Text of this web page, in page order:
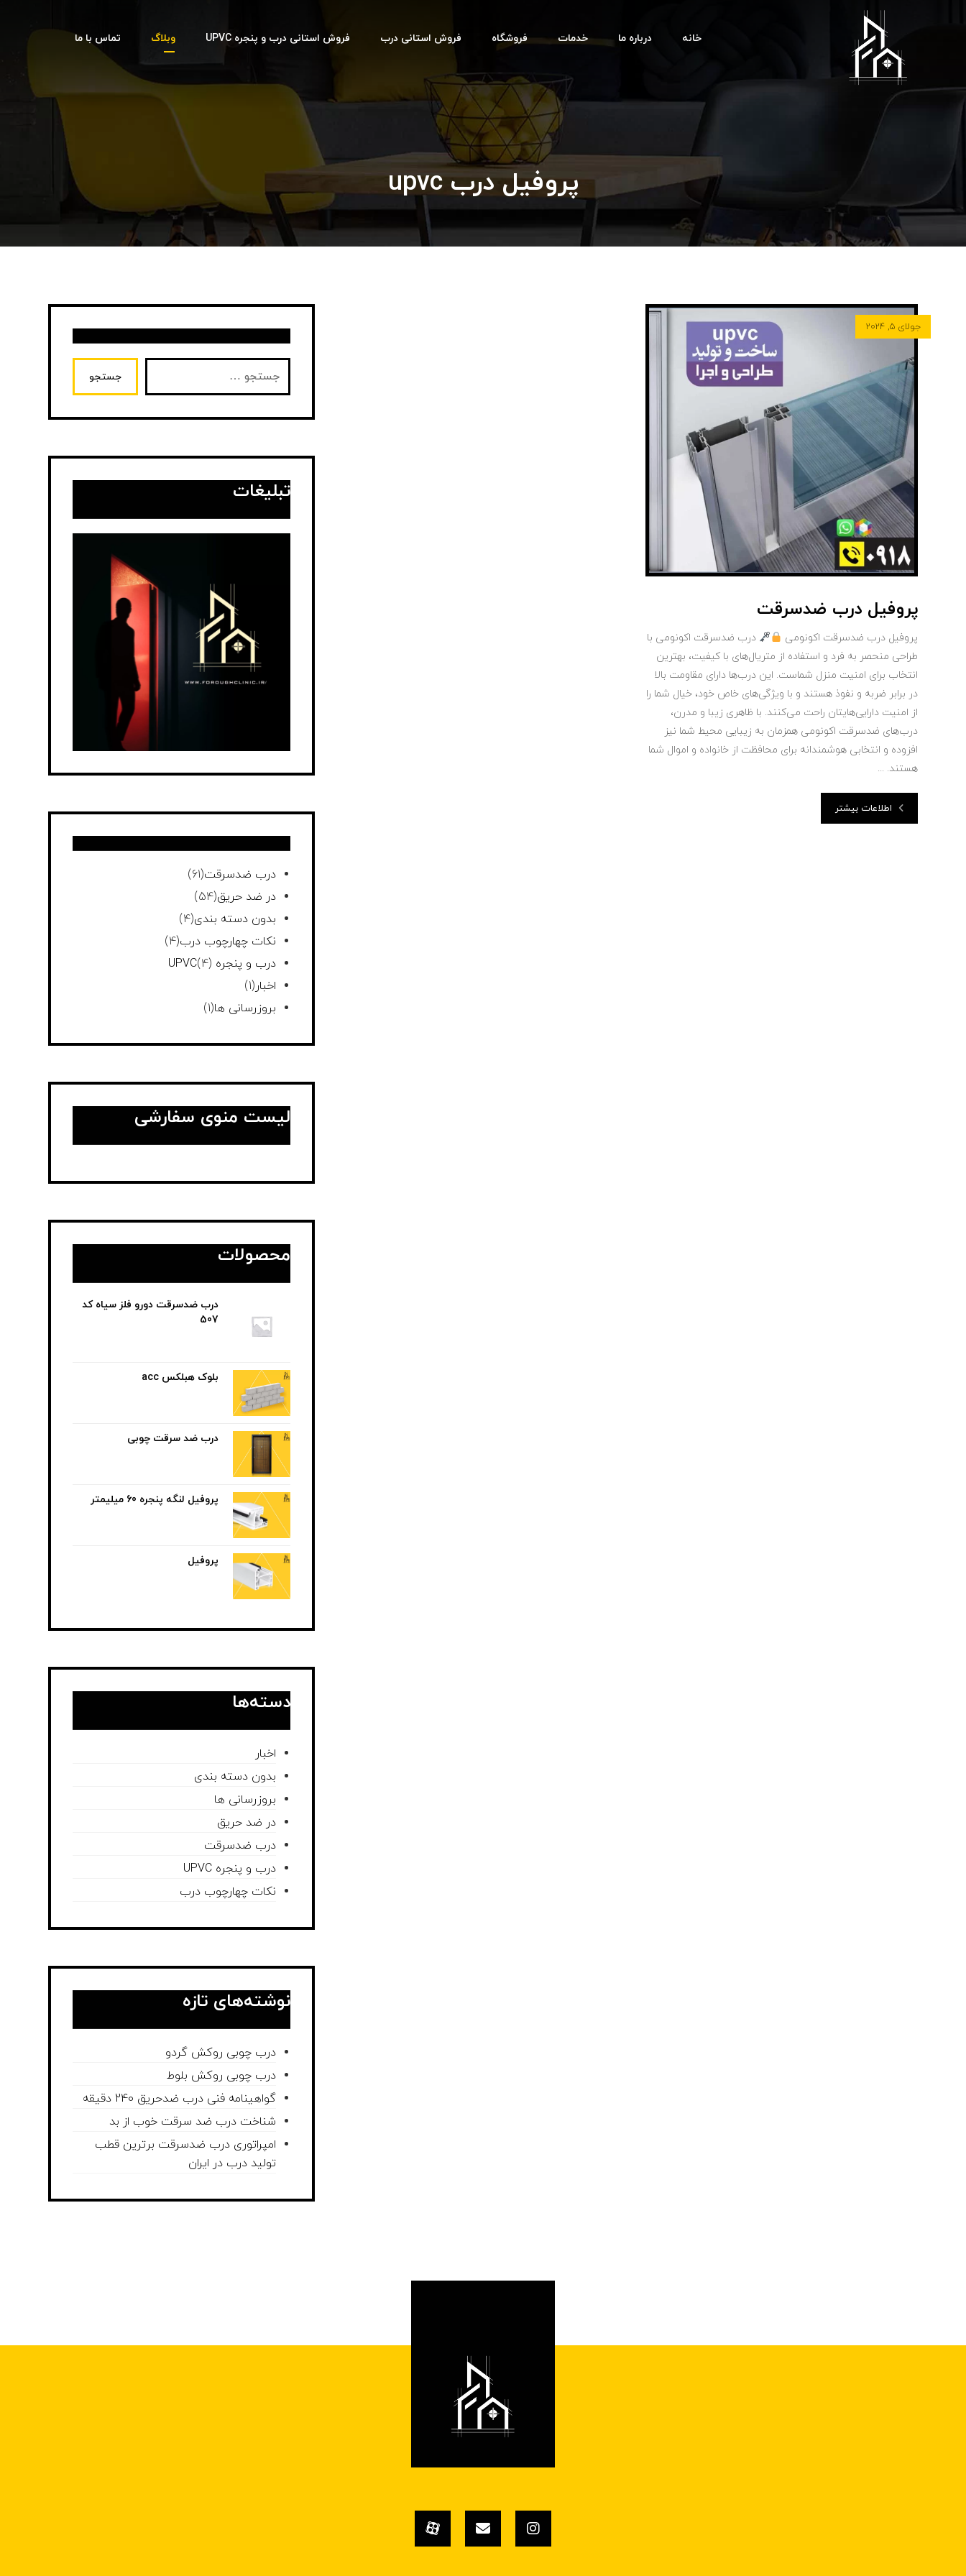
خانه درباره ما خدمات فروشگاه فروش استانی درب فروش استانی درب و پنجره UPVC وبلاگ تماس با ما
پروفیل درب upvc
پروفیل درب ضدسرقت
جولای ۵, ۲۰۲۴
پروفیل درب ضدسرقت اکونومی
درب ضدسرقت اکونومی با
طراحی منحصر به فرد و استفاده از متریال‌های با کیفیت، بهترین
انتخاب برای امنیت منزل شماست. این درب‌ها دارای مقاومت بالا
در برابر ضربه و نفوذ هستند و با ویژگی‌های خاص خود، خیال شما را
از امنیت دارایی‌هایتان راحت می‌کنند. با ظاهری زیبا و مدرن،
درب‌های ضدسرقت اکونومی همزمان به زیبایی محیط شما نیز
افزوده و انتخابی هوشمندانه برای محافظت از خانواده و اموال شما
هستند. ...
اطلاعات بیشتر
جستجو
تبلیغات
درب ضدسرقت(61)
در ضد حریق(54)
بدون دسته بندی(4)
نکات چهارچوب درب(4)
درب و پنجره UPVC (4)
اخبار(1)
بروزرسانی ها(1)
لیست منوی سفارشی
محصولات
درب ضدسرقت دورو فلز سیاه کد
507
بلوک هبلکس acc
درب ضد سرقت چوبی
پروفیل لنگه پنجره 60 میلیمتر
پروفیل
دسته‌ها
اخبار
بدون دسته بندی
بروزرسانی ها
در ضد حریق
درب ضدسرقت
درب و پنجره UPVC
نکات چهارچوب درب
نوشته‌های تازه
درب چوبی روکش گردو
درب چوبی روکش بلوط
گواهینامه فنی درب ضدحریق 240 دقیقه
شناخت درب ضد سرقت خوب از بد
امپراتوری درب ضدسرقت برترین قطب
تولید درب در ایران